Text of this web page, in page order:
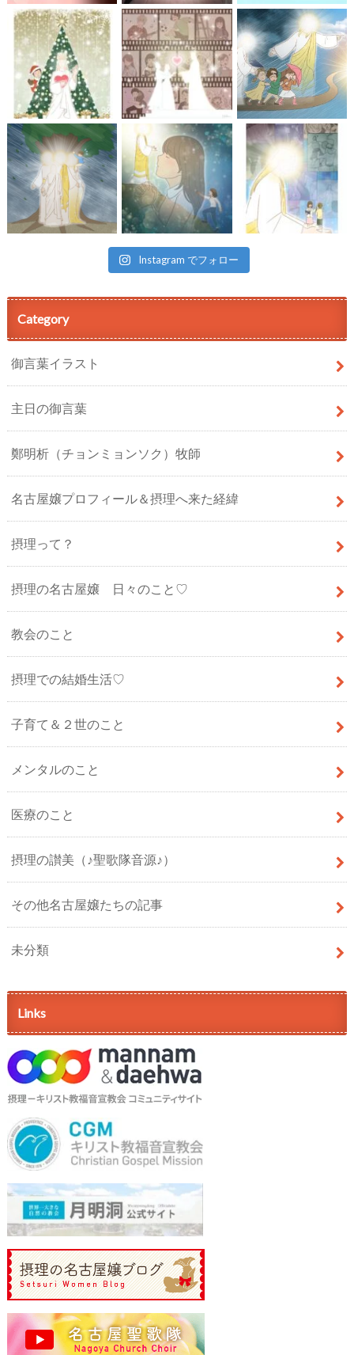
Instagram でフォロー
Category
御言葉イラスト
主日の御言葉
鄭明析（チョンミョンソク）牧師
名古屋嬢プロフィール＆摂理へ来た経緯
摂理って？
摂理の名古屋嬢 日々のこと♡
教会のこと
摂理での結婚生活♡
子育て＆２世のこと
メンタルのこと
医療のこと
摂理の讃美（♪聖歌隊音源♪）
その他名古屋嬢たちの記事
未分類
Links